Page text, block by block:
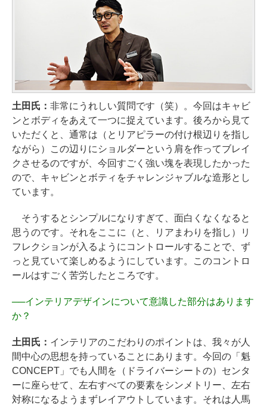
土田氏： 非常にうれしい質問です（笑）。今回はキャビ
ンとボディをあえて一つに捉えています。後ろから見て
いただくと、通常は（とリアピラーの付け根辺りを指し
ながら）この辺りにショルダーという肩を作ってブレイ
クさせるのですが、今回すごく強い塊を表現したかった
ので、キャビンとボティをチャレンジャブルな造形とし
ています。
そうするとシンプルになりすぎて、面白くなくなると
思うのです。それをここに（と、リアまわりを指し）リ
フレクションが入るようにコントロールすることで、ず
っと見ていて楽しめるようにしています。このコントロ
ールはすごく苦労したところです。
──インテリアデザインについて意識した部分はあります
か？
土田氏： インテリアのこだわりのポイントは、我々が人
間中心の思想を持っていることにあります。今回の「魁
CONCEPT」でも人間を（ドライバーシートの）センタ
ーに座らせて、左右すべての要素をシンメトリー、左右
対称になるようまずレイアウトしています。それは人馬